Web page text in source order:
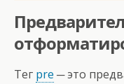
Тег pre ─ это